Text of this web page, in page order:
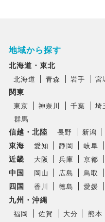
地域から探す
北海道・東北
北海道 青森 岩手 宮
関東
東京 神奈川 千葉 埼
群馬
信越・北陸 長野 新潟
東海 愛知 静岡 岐阜
近畿 大阪 兵庫 京都
中国 岡山 広島 鳥取
四国 香川 徳島 愛媛
九州・沖縄
福岡 佐賀 大分 熊本